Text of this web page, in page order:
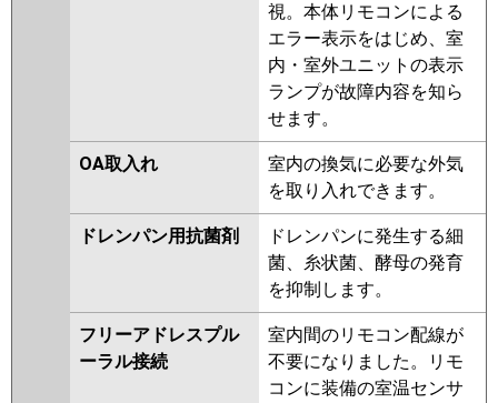
視。本体リモコンによる
エラー表示をはじめ、室
内・室外ユニットの表示
ランプが故障内容を知ら
せます。
OA取入れ
室内の換気に必要な外気
を取り入れできます。
ドレンパン用抗菌剤
ドレンパンに発生する細
菌、糸状菌、酵母の発育
を抑制します。
フリーアドレスプル
ーラル接続
室内間のリモコン配線が
不要になりました。リモ
コンに装備の室温センサ